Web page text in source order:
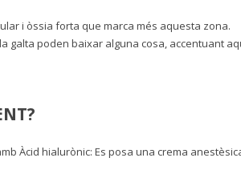
i òssia forta que marca més aquesta zona.
galta poden baixar alguna cosa, accentuant
Àcid hialurònic: Es posa una crema